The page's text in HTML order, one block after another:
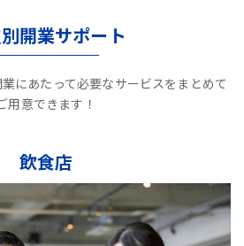
開業サポート
にあたって必要なサービスをまとめて
用意できます！
飲食店